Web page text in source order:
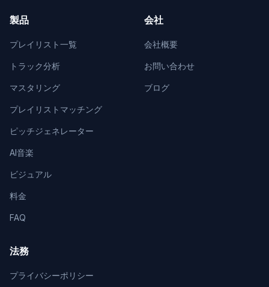
製品
プレイリスト一覧
トラック分析
マスタリング
プレイリストマッチング
ピッチジェネレーター
AI音楽
ビジュアル
料金
FAQ
会社
会社概要
お問い合わせ
ブログ
法務
プライバシーポリシー